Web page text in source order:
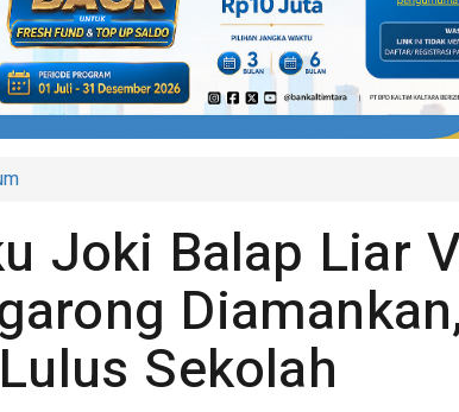
Joki Balap Liar
Sekolah